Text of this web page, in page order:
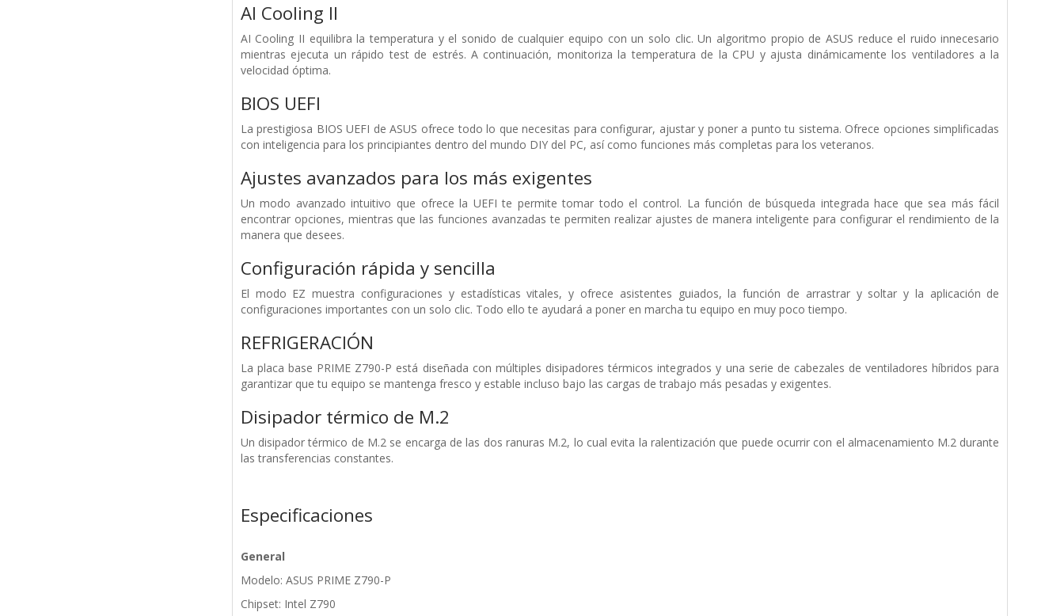
AI Cooling ll
AI Cooling II equilibra la temperatura y el sonido de cualquier equipo con un solo clic. Un algoritmo propio de ASUS reduce el ruido innecesario
mientras ejecuta un rápido test de estrés. A continuación, monitoriza la temperatura de la CPU y ajusta dinámicamente los ventiladores a la
velocidad óptima.
BIOS UEFI
La prestigiosa BIOS UEFI de ASUS ofrece todo lo que necesitas para configurar, ajustar y poner a punto tu sistema. Ofrece opciones simplificadas
con inteligencia para los principiantes dentro del mundo DIY del PC, así como funciones más completas para los veteranos.
Ajustes avanzados para los más exigentes
Un modo avanzado intuitivo que ofrece la UEFI te permite tomar todo el control. La función de búsqueda integrada hace que sea más fácil
encontrar opciones, mientras que las funciones avanzadas te permiten realizar ajustes de manera inteligente para configurar el rendimiento de la
manera que desees.
Configuración rápida y sencilla
El modo EZ muestra configuraciones y estadísticas vitales, y ofrece asistentes guiados, la función de arrastrar y soltar y la aplicación de
configuraciones importantes con un solo clic. Todo ello te ayudará a poner en marcha tu equipo en muy poco tiempo.
REFRIGERACIÓN
La placa base PRIME Z790-P está diseñada con múltiples disipadores térmicos integrados y una serie de cabezales de ventiladores híbridos para
garantizar que tu equipo se mantenga fresco y estable incluso bajo las cargas de trabajo más pesadas y exigentes.
Disipador térmico de M.2
Un disipador térmico de M.2 se encarga de las dos ranuras M.2, lo cual evita la ralentización que puede ocurrir con el almacenamiento M.2 durante
las transferencias constantes.
Especificaciones
General
Modelo: ASUS PRIME Z790-P
Chipset: Intel Z790